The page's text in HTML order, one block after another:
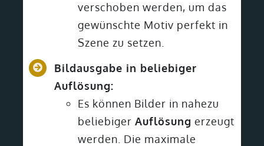
verschoben werden, um das
gewünschte Motiv perfekt in
Szene zu setzen.
Bildausgabe in beliebiger
Auflösung:
Es können Bilder in nahezu
beliebiger Auflösung erzeugt
werden. Die maximale